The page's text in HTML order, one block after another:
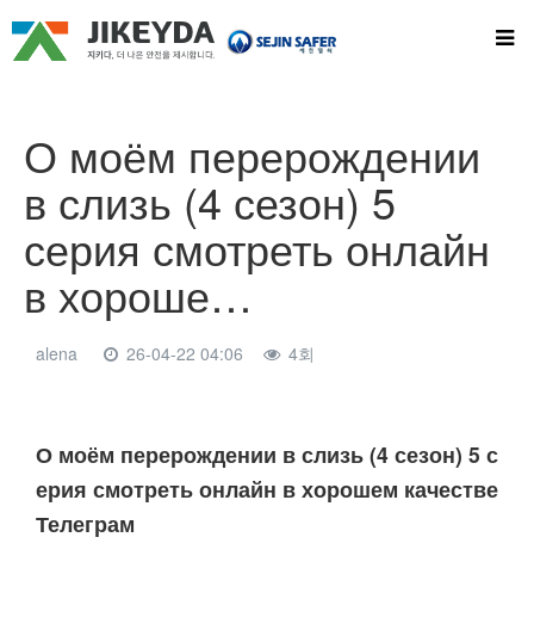
О моём перерождении
в слизь (4 сезон) 5
серия смотреть онлайн
в хороше…
alena 26-04-22 04:06 4회
본문
О моём перерождении в слизь (4 сезон) 5 с
ерия смотреть онлайн в хорошем качестве
Телеграм